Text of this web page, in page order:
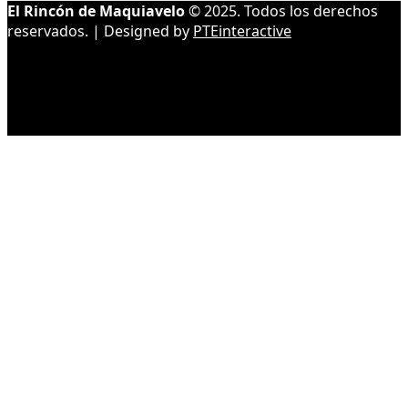
El Rincón de Maquiavelo© 2025. Todos los derechos
reservados. | Designed by PTEinteractive